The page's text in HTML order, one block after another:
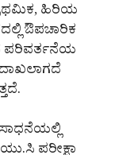
ಹಿರಿಯ
ಔಪಚಾರಿಕ
ಪರಿವರ್ತನೆಯ